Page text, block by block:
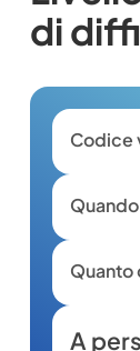
di
Codice
Quanto
A